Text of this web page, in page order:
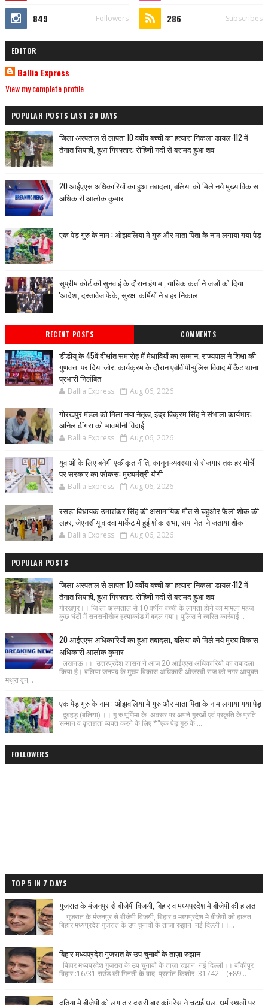
849 Followers 286 Subscribes
EDITOR
Ballia Express
View my complete profile
POPULAR POSTS LAST 30 DAYS
जिला अस्पताल से लापता 10 वर्षीय बच्ची का हत्यारा निकला डायल-112 में
तैनात सिपाही, हुआ गिरफ्तार; रोहिणी नदी से बरामद हुआ शव
20 आईएएस अधिकारियों का हुआ तबादला, बलिया को मिले नये मुख्य विकास
अधिकारी आलोक कुमार
एक पेड़ गुरु के नाम : ओझवलिया मे गुरु और माता पिता के नाम लगाया गया पेड़
सुप्रीम कोर्ट की सुनवाई के दौरान हंगामा, याचिकाकर्ता ने जजों को दिया
'आदेश', दस्तावेज फेंके, सुरक्षा कर्मियों ने बाहर निकाला
RECENT POSTS COMMENTS
डीडीयू के 45वें दीक्षांत समारोह में मेधावियों का सम्मान, राज्यपाल ने शिक्षा की
गुणवत्ता पर दिया जोर; कार्यक्रम के दौरान एबीवीपी-पुलिस विवाद में कैंट थाना
प्रभारी निलंबित
Ballia Express Aug 06, 2026
गोरखपुर मंडल को मिला नया नेतृत्व, इंद्र विक्रम सिंह ने संभाला कार्यभार;
अनिल ढींगरा को भावभीनी विदाई
Ballia Express Aug 06, 2026
युवाओं के लिए बनेगी एकीकृत नीति, कानून-व्यवस्था से रोजगार तक हर मोर्चे
पर सरकार का फोकस: मुख्यमंत्री योगी
Ballia Express Aug 06, 2026
रसड़ा विधायक उमाशंकर सिंह की असामायिक मौत से चहुओर फैली शोक की
लहर, जेएनसीयू व दवा मार्केट मे हुई शोक सभा, सपा नेता ने जताया शोक
Ballia Express Aug 06, 2026
POPULAR POSTS
जिला अस्पताल से लापता 10 वर्षीय बच्ची का हत्यारा निकला डायल-112 में
तैनात सिपाही, हुआ गिरफ्तार; रोहिणी नदी से बरामद हुआ शव
गोरखपुर।। जि ला अस्पताल से 10 वर्षीय बच्ची के लापता होने का मामला महज
कुछ घंटों में सनसनीखेज हत्याकांड में बदल गया। पुलिस ने त्वरित कार्रवाई...
20 आईएएस अधिकारियों का हुआ तबादला, बलिया को मिले नये मुख्य विकास
अधिकारी आलोक कुमार
लखनऊ।। उत्तरप्रदेश शासन ने आज 20 आईएएस अधिकारियो का तबादला
किया है। बलिया जनपद के मुख्य विकास अधिकारी ओजस्वी राज को नगर आयुक्त
मथुरा वृन्...
एक पेड़ गुरु के नाम : ओझवलिया मे गुरु और माता पिता के नाम लगाया गया पेड़
दुबहड़ (बलिया) ।। गु रु पूर्णिमा के अवसर पर अपने गुरुओं एवं प्रकृति के प्रति
सम्मान व कृतज्ञता व्यक्त करने के लिए *"एक पेड़ गुरु के ...
FOLLOWERS
TOP 5 IN 7 DAYS
गुजरात के मंजनपुर से बीजेपी विजयी, बिहार व मध्यप्रदेश मे बीजेपी की हालत
गुजरात के मंजनपुर से बीजेपी विजयी, बिहार व मध्यप्रदेश मे बीजेपी की हालत
बिहार मध्यप्रदेश गुजरात के उप चुनावों के ताज़ा रुझान नई दिल्ली।।...
बिहार मध्यप्रदेश गुजरात के उप चुनावों के ताज़ा रुझान
बिहार मध्यप्रदेश गुजरात के उप चुनावों के ताज़ा रुझान नई दिल्ली।। बाँकीपुर
बिहार :16/31 राउंड की गिनती के बाद प्रशांत किशोर 31742 (+89...
दतिया मे बीजेपी को लगातार दूसरी बार कांग्रेस ने चटाई धूल, धर्म स्थलों पर